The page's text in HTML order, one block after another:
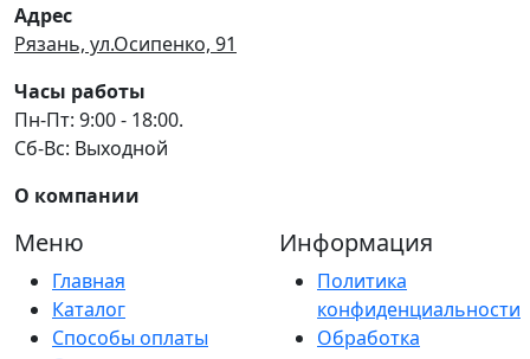
Адрес
Рязань, ул.Осипенко, 91
Часы работы
Пн-Пт: 9:00 - 18:00.
Сб-Вс: Выходной
О компании
Меню
Главная
Каталог
Способы оплаты
Информация
Политика
конфиденциальности
Обработка